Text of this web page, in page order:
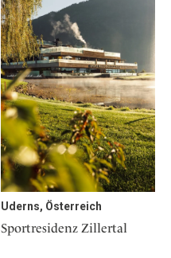
Uderns, Österreich
Sportresidenz Zillertal